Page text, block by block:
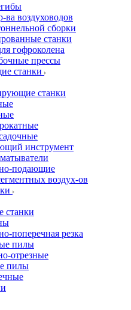
ва воздуховодов
сборки
станки
гофроколена
прессы
станки
станки
инструмент
подающие
воздух-ов
станки
поперечная резка
пилы
отрезные
пилы